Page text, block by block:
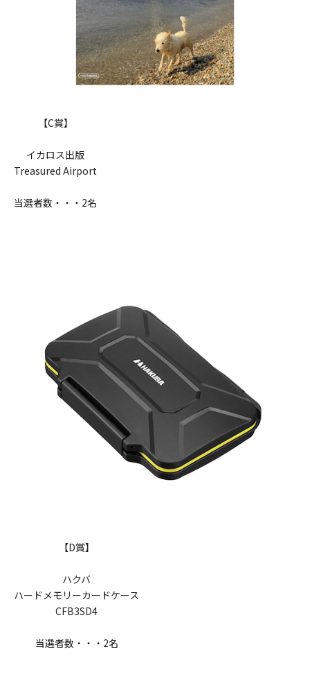
【C賞】
イカロス出版
Treasured Airport
当選者数・・・2名
【D賞】
ハクバ
ハードメモリーカードケース
CFB3SD4
当選者数・・・2名